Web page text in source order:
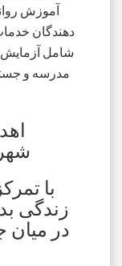
آموزش
دهندگان
شامل آزمایش
مدرسه و
با
زندگی
در میان